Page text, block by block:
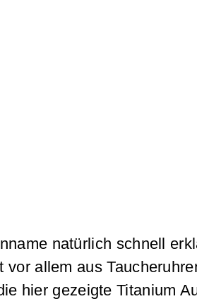
natürlich schnell
allem aus
hier gezeigte Titanium